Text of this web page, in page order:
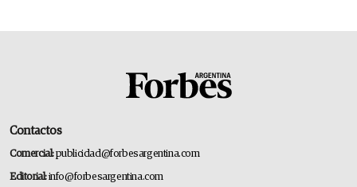
Contactos
Comercial:publicidad@forbesargentina.com
Editorial:info@forbesargentina.com